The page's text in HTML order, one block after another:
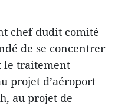
chef dudit comité
de se concentrer
le traitement
projet d’aéroport
au projet de